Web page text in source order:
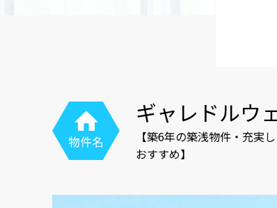
ギャレドル
【築6年の築浅物件・充実
おすすめ】